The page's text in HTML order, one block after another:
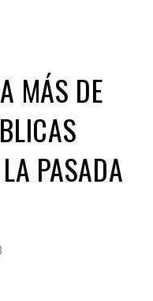
MÁS DE
PASADA